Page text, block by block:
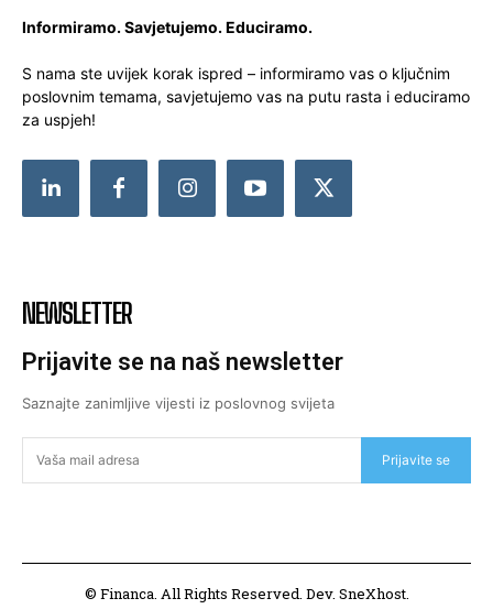
Informiramo. Savjetujemo. Educiramo.
S nama ste uvijek korak ispred – informiramo vas o ključnim
poslovnim temama, savjetujemo vas na putu rasta i educiramo
za uspjeh!
NEWSLETTER
Prijavite se na naš newsletter
Saznajte zanimljive vijesti iz poslovnog svijeta
Prijavite se
© Financa. All Rights Reserved. Dev. SneXhost.